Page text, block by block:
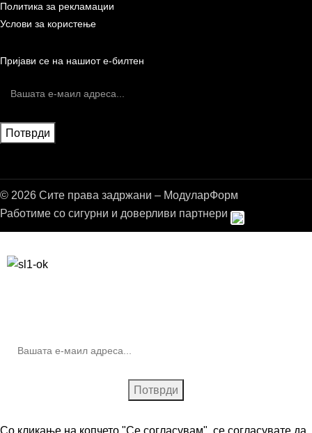
Политика за рекламации
Услови за користење
Пријави се на нашиот е-билтен
© 2026 Сите права задржани – МодуларФорм
Работиме со сигурни и доверливи партнери
Со кликање на копчето "Се согласувам", се согласувате да